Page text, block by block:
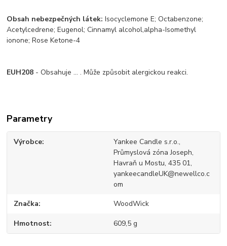
Obsah nebezpečných látek: Isocyclemone E; Octabenzone;
Acetylcedrene; Eugenol; Cinnamyl alcohol,alpha-Isomethyl
ionone; Rose Ketone-4
EUH208 - Obsahuje ... . Může způsobit alergickou reakci.
Parametry
Výrobce
Yankee Candle s.r.o.,
Průmyslová zóna Joseph,
Havraň u Mostu, 435 01,
yankeecandleUK@newellco.c
om
Značka WoodWick
Hmotnost 609,5 g